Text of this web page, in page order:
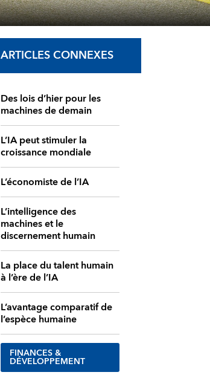
ARTICLES CONNEXES
Des lois d’hier pour les
machines de demain
L’IA peut stimuler la
croissance mondiale
L’économiste de l’IA
L’intelligence des
machines et le
discernement humain
La place du talent humain
à l’ère de l’IA
L’avantage comparatif de
l’espèce humaine
FINANCES &
DÉVELOPPEMENT